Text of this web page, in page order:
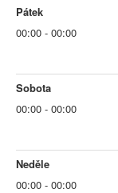
Pátek
00:00 - 00:00
Sobota
00:00 - 00:00
Neděle
00:00 - 00:00